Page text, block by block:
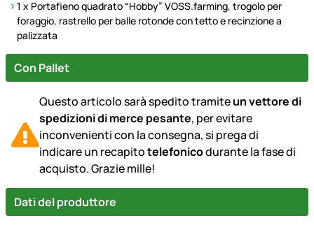
1 x Portafieno quadrato “Hobby” VOSS.farming, trogolo per
foraggio, rastrello per balle rotonde con tetto e recinzione a
palizzata
Con Pallet
Questo articolo sarà spedito tramiteun vettore di
spedizioni di merce pesante, per evitare
inconvenienti con la consegna, si prega di
indicare un recapitotelefonicodurante la fase di
acquisto. Grazie mille!
Dati del produttore